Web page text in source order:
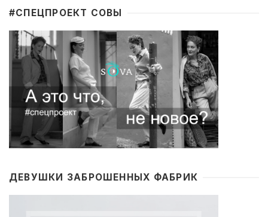
#CПЕЦПРОЕКТ СОВЫ
ДЕВУШКИ ЗАБРОШЕННЫХ ФАБРИК